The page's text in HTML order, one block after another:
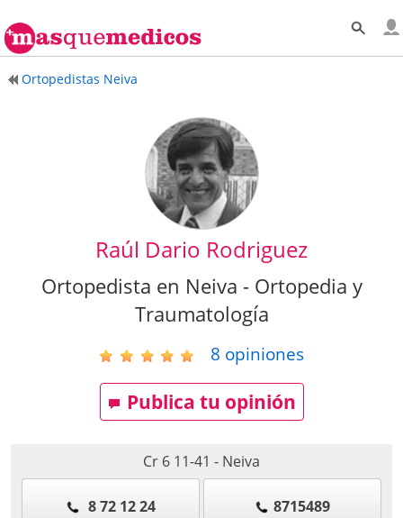
Ortopedistas Neiva
Raúl Dario Rodriguez
Ortopedista en Neiva - Ortopedia y
Traumatología
8 opiniones
Publica tu opinión
Cr 6 11-41 - Neiva
8 72 12 24 8715489